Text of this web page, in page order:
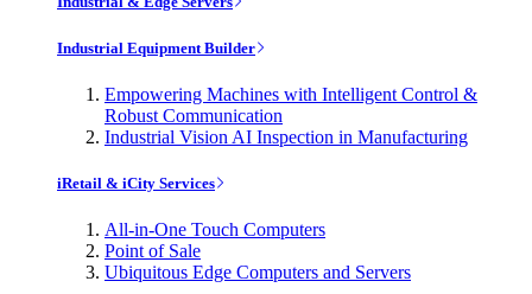
Industrial Equipment Builder
Empowering Machines with Intelligent Control &
Robust Communication
Industrial Vision AI Inspection in Manufacturing
iRetail & iCity Services
All-in-One Touch Computers
Point of Sale
Ubiquitous Edge Computers and Servers